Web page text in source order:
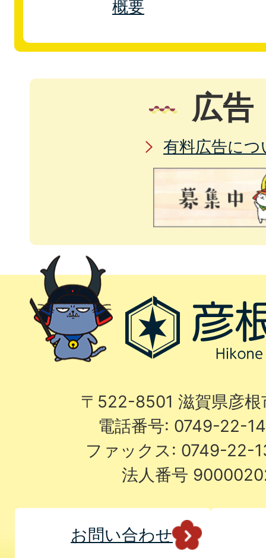
概要
広告
有料広告につ
〒522-8501 滋賀県彦
電話番号: 0749-22-
ファックス: 0749-22-
法人番号
お問い合わせ